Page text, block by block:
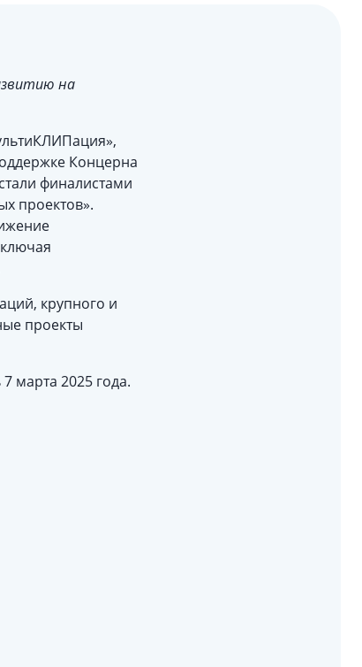
на
Концерна
финалистами
проектов».
крупного и
проекты
марта 2025 года.